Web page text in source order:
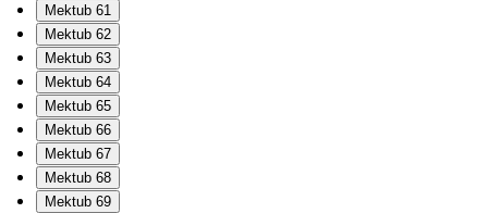
Mektub 61
Mektub 62
Mektub 63
Mektub 64
Mektub 65
Mektub 66
Mektub 67
Mektub 68
Mektub 69